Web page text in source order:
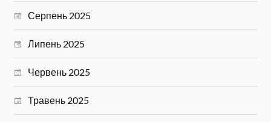
Серпень 2025
Липень 2025
Червень 2025
Травень 2025